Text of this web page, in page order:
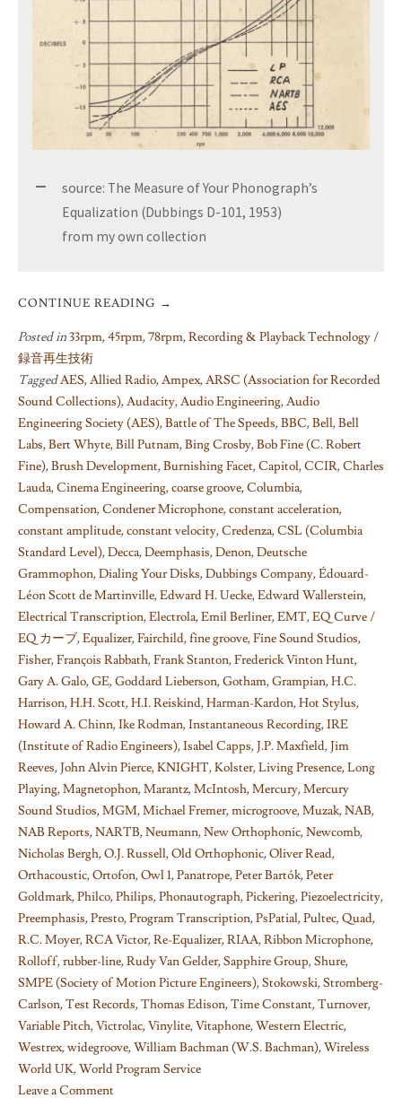
source: The Measure of Your Phonograph’s
Equalization (Dubbings D-101, 1953)
from my own collection
CONTINUE READING →
Posted in33rpm,45rpm,78rpm,Recording & Playback Technology /
録音再生技術
TaggedAES,Allied Radio,Ampex,ARSC (Association for Recorded
Sound Collections),Audacity,Audio Engineering,Audio
Engineering Society (AES),Battle of The Speeds,BBC,Bell,Bell
Labs,Bert Whyte,Bill Putnam,Bing Crosby,Bob Fine (C. Robert
Fine),Brush Development,Burnishing Facet,Capitol,CCIR,Charles
Lauda,Cinema Engineering,coarse groove,Columbia,
Compensation,Condener Microphone,constant acceleration,
constant amplitude,constant velocity,Credenza,CSL (Columbia
Standard Level),Decca,Deemphasis,Denon,Deutsche
Grammophon,Dialing Your Disks,Dubbings Company,Édouard-
Léon Scott de Martinville,Edward H. Uecke,Edward Wallerstein,
Electrical Transcription,Electrola,Emil Berliner,EMT,EQ Curve /
EQ カーブ,Equalizer,Fairchild,fine groove,Fine Sound Studios,
Fisher,François Rabbath,Frank Stanton,Frederick Vinton Hunt,
Gary A. Galo,GE,Goddard Lieberson,Gotham,Grampian,H.C.
Harrison,H.H. Scott,H.I. Reiskind,Harman-Kardon,Hot Stylus,
Howard A. Chinn,Ike Rodman,Instantaneous Recording,IRE
(Institute of Radio Engineers),Isabel Capps,J.P. Maxfield,Jim
Reeves,John Alvin Pierce,KNIGHT,Kolster,Living Presence,Long
Playing,Magnetophon,Marantz,McIntosh,Mercury,Mercury
Sound Studios,MGM,Michael Fremer,microgroove,Muzak,NAB,
NAB Reports,NARTB,Neumann,New Orthophonic,Newcomb,
Nicholas Bergh,O.J. Russell,Old Orthophonic,Oliver Read,
Orthacoustic,Ortofon,Owl 1,Panatrope,Peter Bartók,Peter
Goldmark,Philco,Philips,Phonautograph,Pickering,Piezoelectricity,
Preemphasis,Presto,Program Transcription,PsPatial,Pultec,Quad,
R.C. Moyer,RCA Victor,Re-Equalizer,RIAA,Ribbon Microphone,
Rolloff,rubber-line,Rudy Van Gelder,Sapphire Group,Shure,
SMPE (Society of Motion Picture Engineers),Stokowski,Stromberg-
Carlson,Test Records,Thomas Edison,Time Constant,Turnover,
Variable Pitch,Victrolac,Vinylite,Vitaphone,Western Electric,
Westrex,widegroove,William Bachman (W.S. Bachman),Wireless
World UK,World Program Service
Leave a Comment